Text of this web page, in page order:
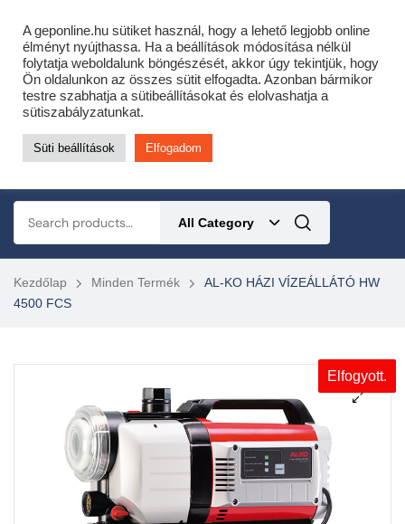
Cofidis expressz online áruhitel 0 % THM-el 10 hónapra!
Most minden akciós HQ láncfűrészhez ajándékba adunk egy fűrészláncot!
Részletek ide kattintva!
KERTÉSZETI – ERDÉSZETI – ÉPÍTŐIPARI GÉP WEBSHOP
All Category
Kezdőlap Minden Termék
AL-KO HÁZI VÍZEÁLLÁTÓ HW
4500 FCS
Elfogyott.
A geponline.hu sütiket használ, hogy a lehető legjobb online
élményt nyújthassa. Ha a beállítások módosítása nélkül
folytatja weboldalunk böngészését, akkor úgy tekintjük, hogy
Ön oldalunkon az összes sütit elfogadta. Azonban bármikor
testre szabhatja a sütibeállításokat és elolvashatja a
sütiszabályzatunkat.
Süti beállítások Elfogadom